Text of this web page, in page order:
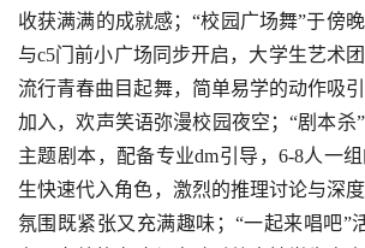
收获满满的成就感；“校园广场舞”于傍
与c5门前小广场同步开启，大学生艺术
流行青春曲目起舞，简单易学的动作吸
加入，欢声笑语弥漫校园夜空；“剧本杀
主题剧本，配备专业dm引导，6-8人一
生快速代入角色，激烈的推理讨论与深
氛围既紧张又充满趣味；“一起来唱吧”